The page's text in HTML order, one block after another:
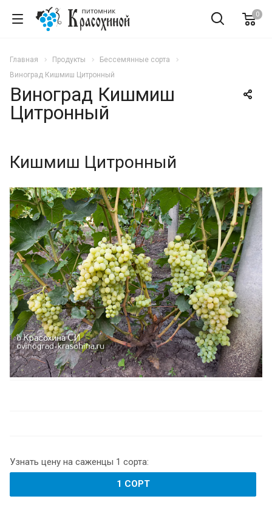
0
Главная Продукты
Бессемянные сорта
Виноград Кишмиш Цитронный
Виноград Кишмиш
Цитронный
Кишмиш Цитронный
Узнать цену на саженцы 1 сорта:
1 СОРТ